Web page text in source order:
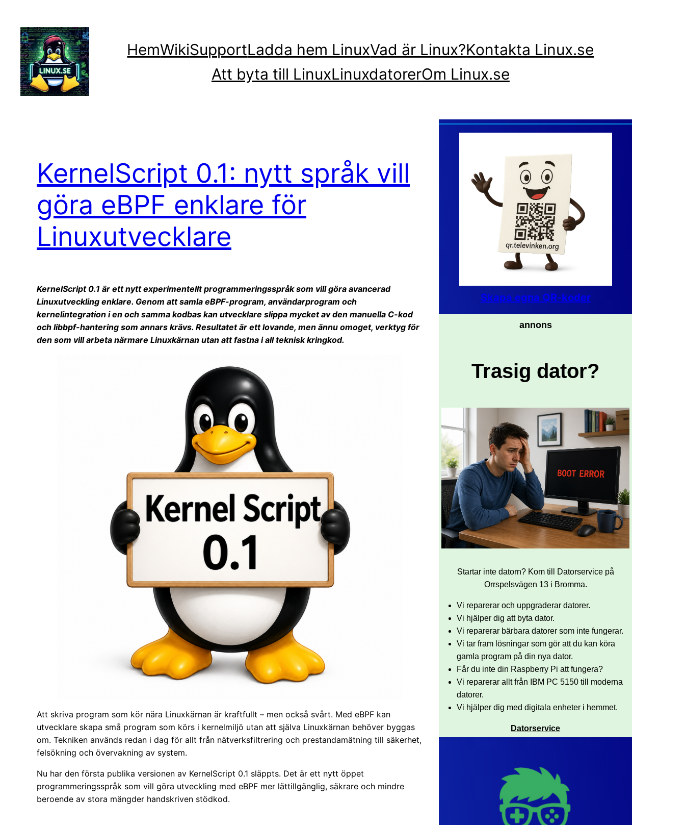
innehåll
HemWikiSupportLadda hem LinuxVad är Linux?Kontakta Linux.se
Att byta till LinuxLinuxdatorerOm Linux.se
KernelScript 0.1: nytt språk vill
göra eBPF enklare för
Linuxutvecklare
KernelScript 0.1 är ett nytt experimentellt programmeringsspråk som vill göra avancerad
Linuxutveckling enklare. Genom att samla eBPF-program, användarprogram och
kernelintegration i en och samma kodbas kan utvecklare slippa mycket av den manuella C-kod
och libbpf-hantering som annars krävs. Resultatet är ett lovande, men ännu omoget, verktyg för
den som vill arbeta närmare Linuxkärnan utan att fastna i all teknisk kringkod.
Att skriva program som kör nära Linuxkärnan är kraftfullt – men också svårt. Med eBPF kan
utvecklare skapa små program som körs i kernelmiljö utan att själva Linuxkärnan behöver byggas
om. Tekniken används redan i dag för allt från nätverksfiltrering och prestandamätning till säkerhet,
felsökning och övervakning av system.
Nu har den första publika versionen av KernelScript 0.1 släppts. Det är ett nytt öppet
programmeringsspråk som vill göra utveckling med eBPF mer lättillgänglig, säkrare och mindre
beroende av stora mängder handskriven stödkod.
Skapa egna QR-koder
annons
Trasig dator?
Startar inte datorn? Kom till Datorservice på
Orrspelsvägen 13 i Bromma.
Vi reparerar och uppgraderar datorer.
Vi hjälper dig att byta dator.
Vi reparerar bärbara datorer som inte fungerar.
Vi tar fram lösningar som gör att du kan köra
gamla program på din nya dator.
Får du inte din Raspberry Pi att fungera?
Vi reparerar allt från IBM PC 5150 till moderna
datorer.
Vi hjälper dig med digitala enheter i hemmet.
Datorservice